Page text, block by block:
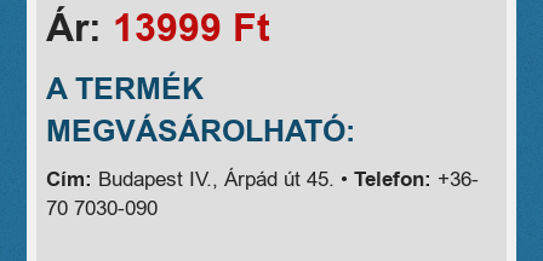
Ár: 13999 Ft
A TERMÉK
MEGVÁSÁROLHATÓ:
Cím: Budapest IV., Árpád út 45. •Telefon: +36-
70 7030-090